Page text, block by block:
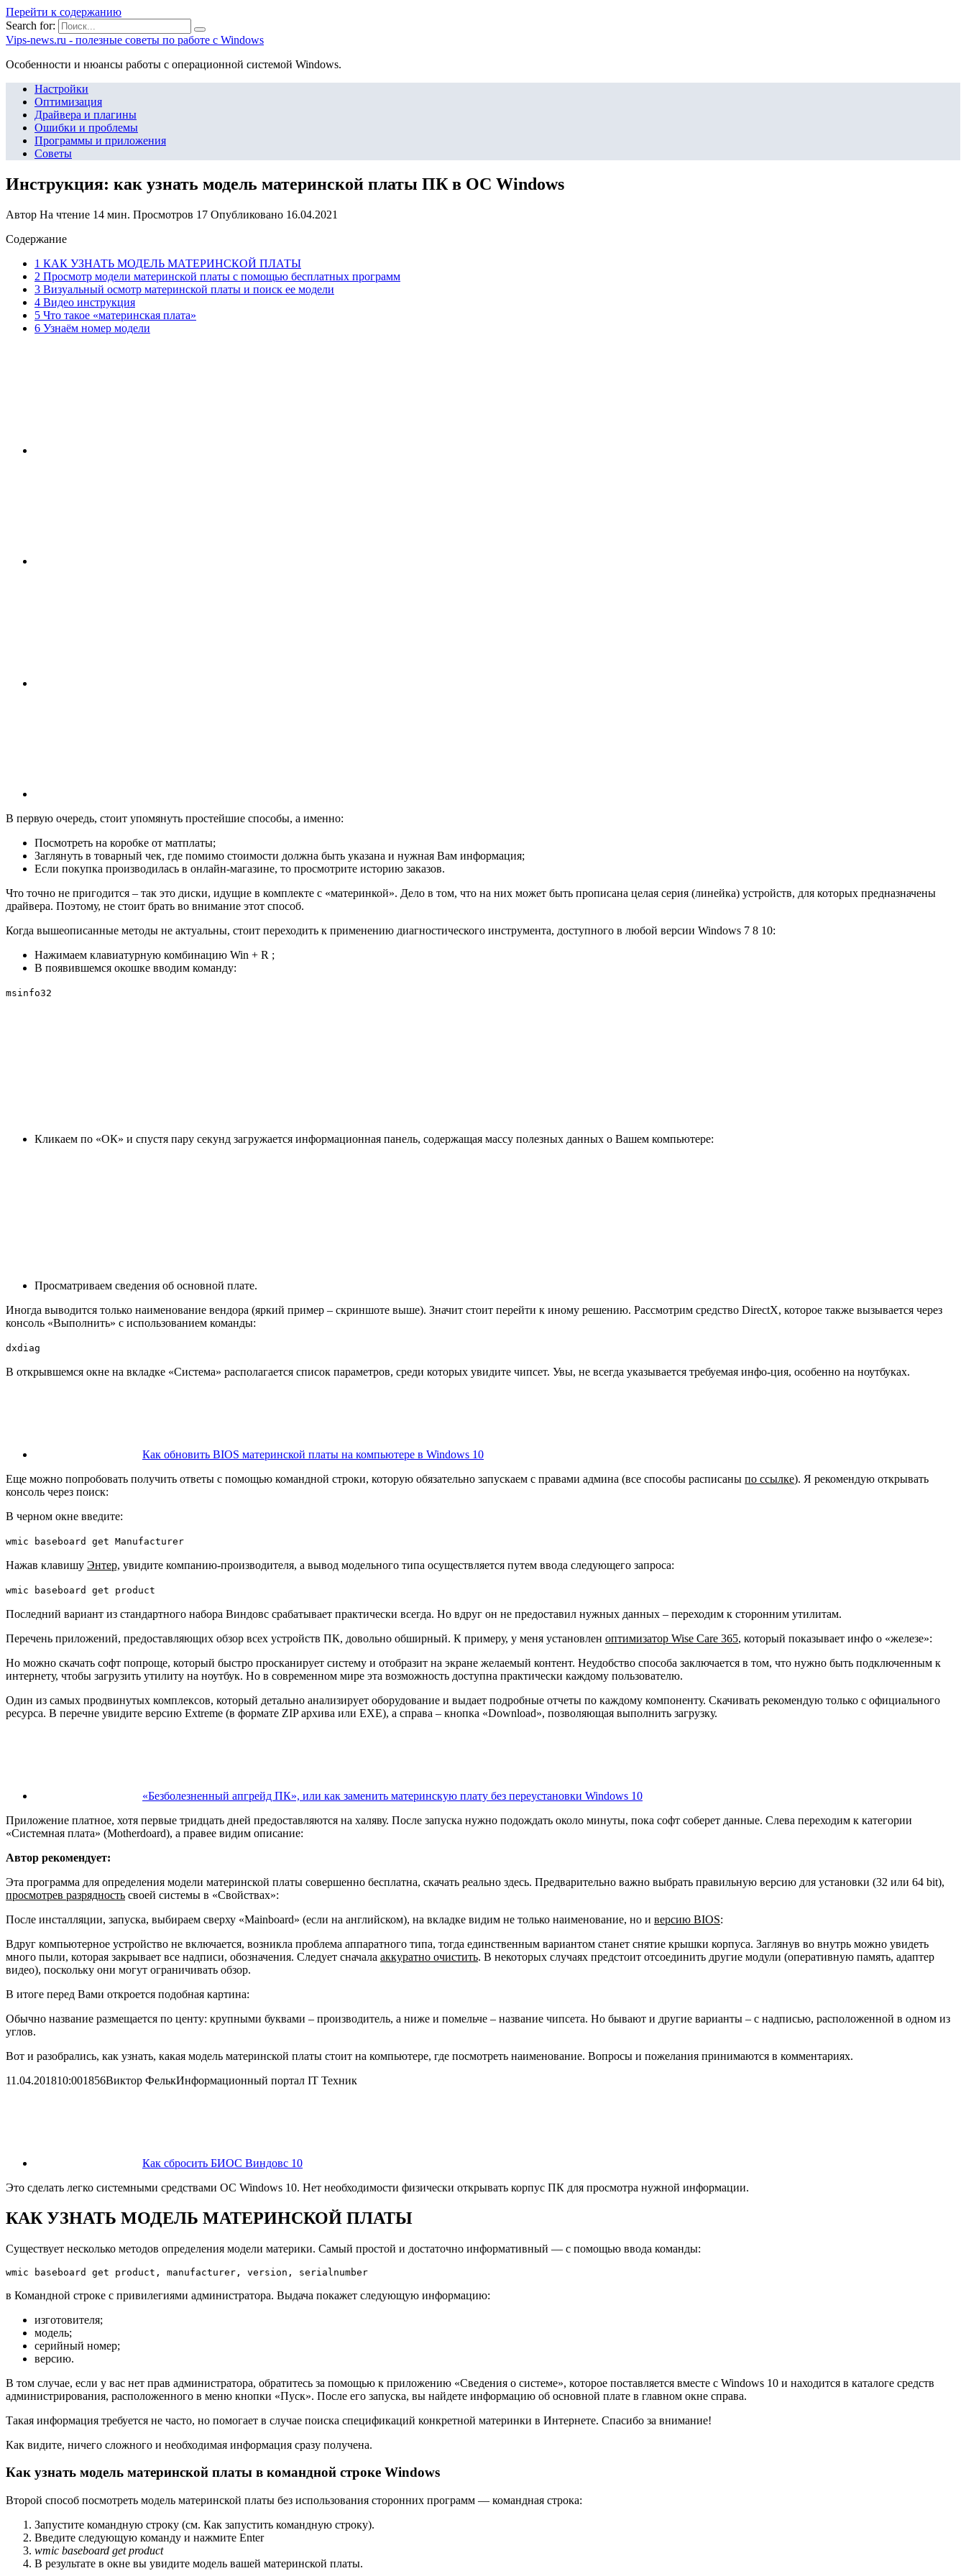
Перейти к содержанию
Search for:
Vips-news.ru - полезные советы по работе с Windows
Особенности и нюансы работы с операционной системой Windows.
Настройки
Оптимизация
Драйвера и плагины
Ошибки и проблемы
Программы и приложения
Советы
Инструкция: как узнать модель материнской платы ПК в ОС Windows
Автор На чтение 14 мин. Просмотров 17 Опубликовано 16.04.2021
Содержание
1 КАК УЗНАТЬ МОДЕЛЬ МАТЕРИНСКОЙ ПЛАТЫ
2 Просмотр модели материнской платы с помощью бесплатных программ
3 Визуальный осмотр материнской платы и поиск ее модели
4 Видео инструкция
5 Что такое «материнская плата»
6 Узнаём номер модели
В первую очередь, стоит упомянуть простейшие способы, а именно:
Посмотреть на коробке от матплаты;
Заглянуть в товарный чек, где помимо стоимости должна быть указана и нужная Вам информация;
Если покупка производилась в онлайн-магазине, то просмотрите историю заказов.
Что точно не пригодится – так это диски, идущие в комплекте с «материнкой». Дело в том, что на них может быть прописана целая серия (линейка) устройств, для которых предназначены
драйвера. Поэтому, не стоит брать во внимание этот способ.
Когда вышеописанные методы не актуальны, стоит переходить к применению диагностического инструмента, доступного в любой версии Windows 7 8 10:
Нажимаем клавиатурную комбинацию Win + R ;
В появившемся окошке вводим команду:
msinfo32
Кликаем по «ОК» и спустя пару секунд загружается информационная панель, содержащая массу полезных данных о Вашем компьютере:
Просматриваем сведения об основной плате.
Иногда выводится только наименование вендора (яркий пример – скриншоте выше). Значит стоит перейти к иному решению. Рассмотрим средство DirectX, которое также вызывается через
консоль «Выполнить» с использованием команды:
dxdiag
В открывшемся окне на вкладке «Система» располагается список параметров, среди которых увидите чипсет. Увы, не всегда указывается требуемая инфо-ция, особенно на ноутбуках.
Как обновить BIOS материнской платы на компьютере в Windows 10
Еще можно попробовать получить ответы с помощью командной строки, которую обязательно запускаем с правами админа (все способы расписаны по ссылке). Я рекомендую открывать
консоль через поиск:
В черном окне введите:
wmic baseboard get Manufacturer
Нажав клавишу Энтер, увидите компанию-производителя, а вывод модельного типа осуществляется путем ввода следующего запроса:
wmic baseboard get product
Последний вариант из стандартного набора Виндовс срабатывает практически всегда. Но вдруг он не предоставил нужных данных – переходим к сторонним утилитам.
Перечень приложений, предоставляющих обзор всех устройств ПК, довольно обширный. К примеру, у меня установлен оптимизатор Wise Care 365, который показывает инфо о «железе»:
Но можно скачать софт попроще, который быстро просканирует систему и отобразит на экране желаемый контент. Неудобство способа заключается в том, что нужно быть подключенным к
интернету, чтобы загрузить утилиту на ноутбук. Но в современном мире эта возможность доступна практически каждому пользователю.
Один из самых продвинутых комплексов, который детально анализирует оборудование и выдает подробные отчеты по каждому компоненту. Скачивать рекомендую только с официального
ресурса. В перечне увидите версию Extreme (в формате ZIP архива или EXE), а справа – кнопка «Download», позволяющая выполнить загрузку.
«Безболезненный апгрейд ПК», или как заменить материнскую плату без переустановки Windows 10
Приложение платное, хотя первые тридцать дней предоставляются на халяву. После запуска нужно подождать около минуты, пока софт соберет данные. Слева переходим к категории
«Системная плата» (Motherdoard), а правее видим описание:
Автор рекомендует:
Эта программа для определения модели материнской платы совершенно бесплатна, скачать реально здесь. Предварительно важно выбрать правильную версию для установки (32 или 64 bit),
просмотрев разрядность своей системы в «Свойствах»:
После инсталляции, запуска, выбираем сверху «Mainboard» (если на английском), на вкладке видим не только наименование, но и версию BIOS:
Вдруг компьютерное устройство не включается, возникла проблема аппаратного типа, тогда единственным вариантом станет снятие крышки корпуса. Заглянув во внутрь можно увидеть
много пыли, которая закрывает все надписи, обозначения. Следует сначала аккуратно очистить. В некоторых случаях предстоит отсоединить другие модули (оперативную память, адаптер
видео), поскольку они могут ограничивать обзор.
В итоге перед Вами откроется подобная картина:
Обычно название размещается по центу: крупными буквами – производитель, а ниже и помельче – название чипсета. Но бывают и другие варианты – с надписью, расположенной в одном из
углов.
Вот и разобрались, как узнать, какая модель материнской платы стоит на компьютере, где посмотреть наименование. Вопросы и пожелания принимаются в комментариях.
11.04.201810:001856Виктор ФелькИнформационный портал IT Техник
Как сбросить БИОС Виндовс 10
Это сделать легко системными средствами ОС Windows 10. Нет необходимости физически открывать корпус ПК для просмотра нужной информации.
КАК УЗНАТЬ МОДЕЛЬ МАТЕРИНСКОЙ ПЛАТЫ
Существует несколько методов определения модели материки. Самый простой и достаточно информативный — с помощью ввода команды:
wmic baseboard get product, manufacturer, version, serialnumber
в Командной строке с привилегиями администратора. Выдача покажет следующую информацию:
изготовителя;
модель;
серийный номер;
версию.
В том случае, если у вас нет прав администратора, обратитесь за помощью к приложению «Сведения о системе», которое поставляется вместе с Windows 10 и находится в каталоге средств
администрирования, расположенного в меню кнопки «Пуск». После его запуска, вы найдете информацию об основной плате в главном окне справа.
Такая информация требуется не часто, но помогает в случае поиска спецификаций конкретной материнки в Интернете. Спасибо за внимание!
Как видите, ничего сложного и необходимая информация сразу получена.
Как узнать модель материнской платы в командной строке Windows
Второй способ посмотреть модель материнской платы без использования сторонних программ — командная строка:
Запустите командную строку (см. Как запустить командную строку).
Введите следующую команду и нажмите Enter
wmic baseboard get product
В результате в окне вы увидите модель вашей материнской платы.